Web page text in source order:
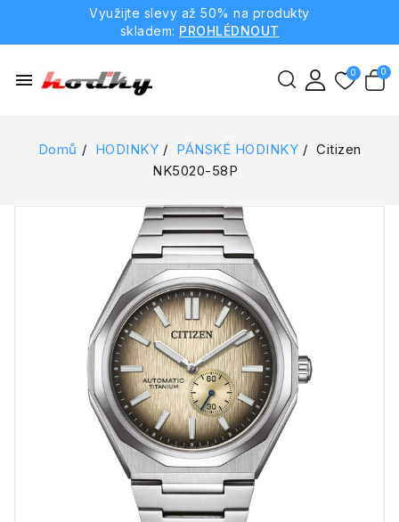
Využijte slevy až 50% na produkty
skladem: PROHLÉDNOUT
menu
Domů HODINKY PÁNSKÉ HODINKY
Citizen
NK5020-58P